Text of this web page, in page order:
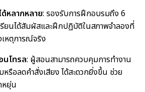
หลากหลาย: รองรับการฝึกอบรมถึง 6
ยนได้สัมผัสและฝึกปฏิบัติในสภาพจำลองที่
เหตุการณ์จริง
นโทรล: ผู้สอนสามารถควบคุมการทำงาน
รือลดคำสั่งเสียง ได้สะดวกยิ่งขึ้น ช่วย
หยุ่น